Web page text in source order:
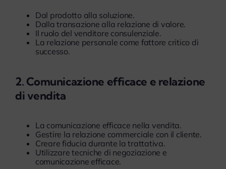
Dal prodotto alla soluzione.
Dalla transazione alla relazione di valore.
Il ruolo del venditore consulenziale.
La relazione personale come fattore critico di
successo.
2. Comunicazione efficace e relazione
di vendita
La comunicazione efficace nella vendita.
Gestire la relazione commerciale con il cliente.
Creare fiducia durante la trattativa.
Utilizzare tecniche di negoziazione e
comunicazione efficace.